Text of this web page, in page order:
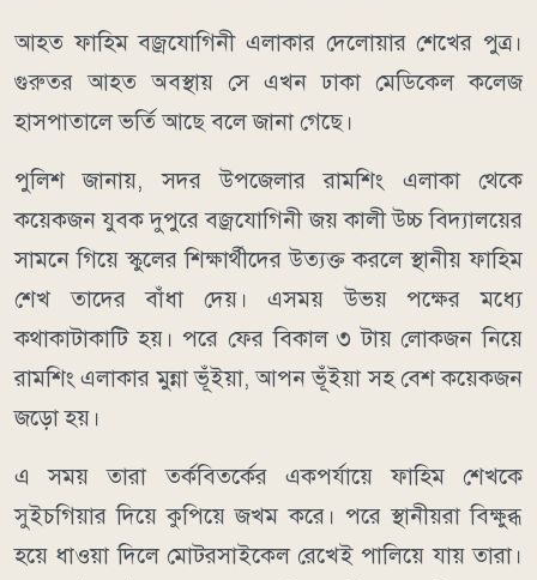
আহত ফাহিম বজ্রযোগিনী এলাকার দেলোয়ার শেখের পুত্র।
গুরুতর আহত অবস্থায় সে এখন ঢাকা মেডিকেল কলেজ
হাসপাতালে ভর্তি আছে বলে জানা গেছে।
পুলিশ জানায়, সদর উপজেলার রামশিং এলাকা থেকে
কয়েকজন যুবক দুপুরে বজ্রযোগিনী জয় কালী উচ্চ বিদ্যালয়ের
সামনে গিয়ে স্কুলের শিক্ষার্থীদের উত্যক্ত করলে স্থানীয় ফাহিম
শেখ তাদের বাঁধা দেয়। এসময় উভয় পক্ষের মধ্যে
কথাকাটাকাটি হয়। পরে ফের বিকাল ৩ টায় লোকজন নিয়ে
রামশিং এলাকার মুন্না ভূঁইয়া, আপন ভূঁইয়া সহ বেশ কয়েকজন
জড়ো হয়।
এ সময় তারা তর্কবিতর্কের একপর্যায়ে ফাহিম শেখকে
সুইচগিয়ার দিয়ে কুপিয়ে জখম করে। পরে স্থানীয়রা বিক্ষুব্ধ
হয়ে ধাওয়া দিলে মোটরসাইকেল রেখেই পালিয়ে যায় তারা।